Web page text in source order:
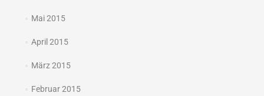
Mai 2015
April 2015
März 2015
Februar 2015